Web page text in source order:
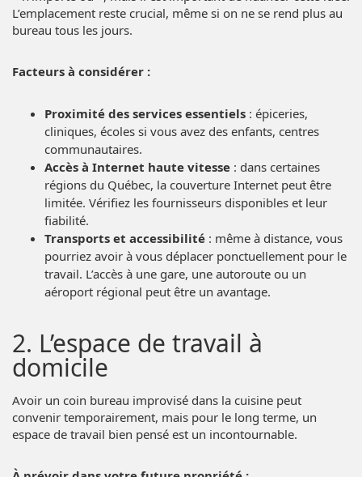
L’emplacement reste crucial, même si on ne se rend plus au
bureau tous les jours.
Facteurs à considérer :
Proximité des services essentiels : épiceries,
cliniques, écoles si vous avez des enfants, centres
communautaires.
Accès à Internet haute vitesse : dans certaines
régions du Québec, la couverture Internet peut être
limitée. Vérifiez les fournisseurs disponibles et leur
fiabilité.
Transports et accessibilité : même à distance, vous
pourriez avoir à vous déplacer ponctuellement pour le
travail. L’accès à une gare, une autoroute ou un
aéroport régional peut être un avantage.
2. L’espace de travail à
domicile
Avoir un coin bureau improvisé dans la cuisine peut
convenir temporairement, mais pour le long terme, un
espace de travail bien pensé est un incontournable.